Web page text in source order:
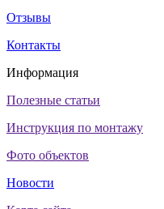
Отзывы
Контакты
Информация
Полезные статьи
Инструкция по монтажу
Фото объектов
Новости